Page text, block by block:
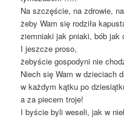
Na szczęście, na zdrowie,
żeby Wam się rodziła
ziemniaki jak pniaki, bób jak
I jeszcze proso,
żebyście gospodyni nie
Niech się Wam w dzieciach
w każdym kątku po
a za piecem troje!
I byście byli weseli, jak w